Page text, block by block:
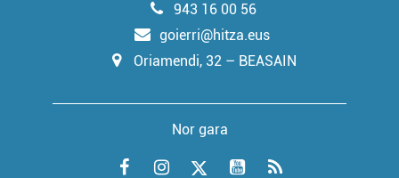
943 16 00 56
goierri@hitza.eus
Oriamendi, 32 – BEASAIN
Nor gara